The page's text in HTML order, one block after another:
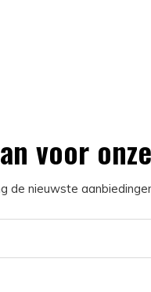
voor
de nieuwste